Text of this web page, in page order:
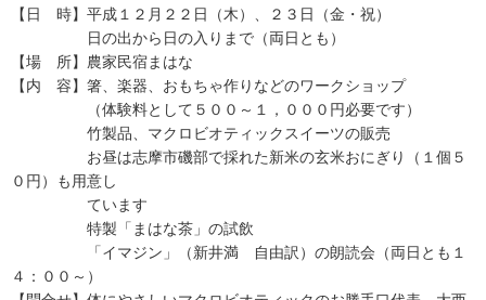
【日 時】平成１２月２２日（木）、２３日（金・祝）
日の出から日の入りまで（両日とも）
【場 所】農家民宿まはな
【内 容】箸、楽器、おもちゃ作りなどのワークショップ
（体験料として５００～１，０００円必要です）
竹製品、マクロビオティックスイーツの販売
お昼は志摩市磯部で採れた新米の玄米おにぎり（１個５
０円）も用意し
ています
特製「まはな茶」の試飲
「イマジン」（新井満 自由訳）の朗読会（両日とも１
４：００～）